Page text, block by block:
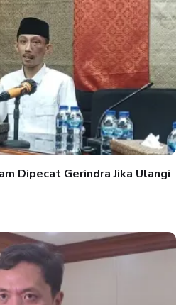
Dipecat Gerindra Jika Ulangi